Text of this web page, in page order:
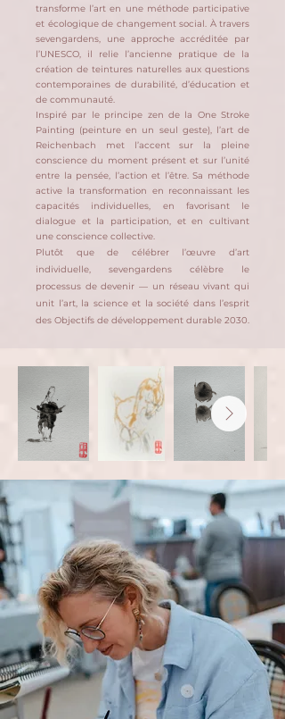
transforme l’art en une méthode participative
et écologique de changement social. À travers
sevengardens, une approche accréditée par
l’UNESCO, il relie l’ancienne pratique de la
création de teintures naturelles aux questions
contemporaines de durabilité, d’éducation et
de communauté.
Inspiré par le principe zen de la One Stroke
Painting (peinture en un seul geste), l’art de
Reichenbach met l’accent sur la pleine
conscience du moment présent et sur l’unité
entre la pensée, l’action et l’être. Sa méthode
active la transformation en reconnaissant les
capacités individuelles, en favorisant le
dialogue et la participation, et en cultivant
une conscience collective.
Plutôt que de célébrer l’œuvre d’art
individuelle, sevengardens célèbre le
processus de devenir — un réseau vivant qui
unit l’art, la science et la société dans l’esprit
des Objectifs de développement durable 2030.